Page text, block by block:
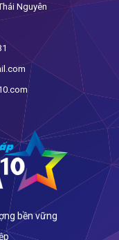
Nguyên
bền vững